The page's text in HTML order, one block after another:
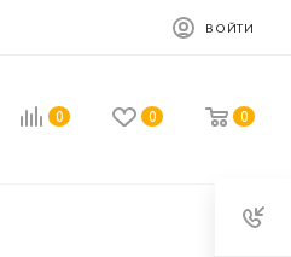
ВОЙТИ
0 0 0